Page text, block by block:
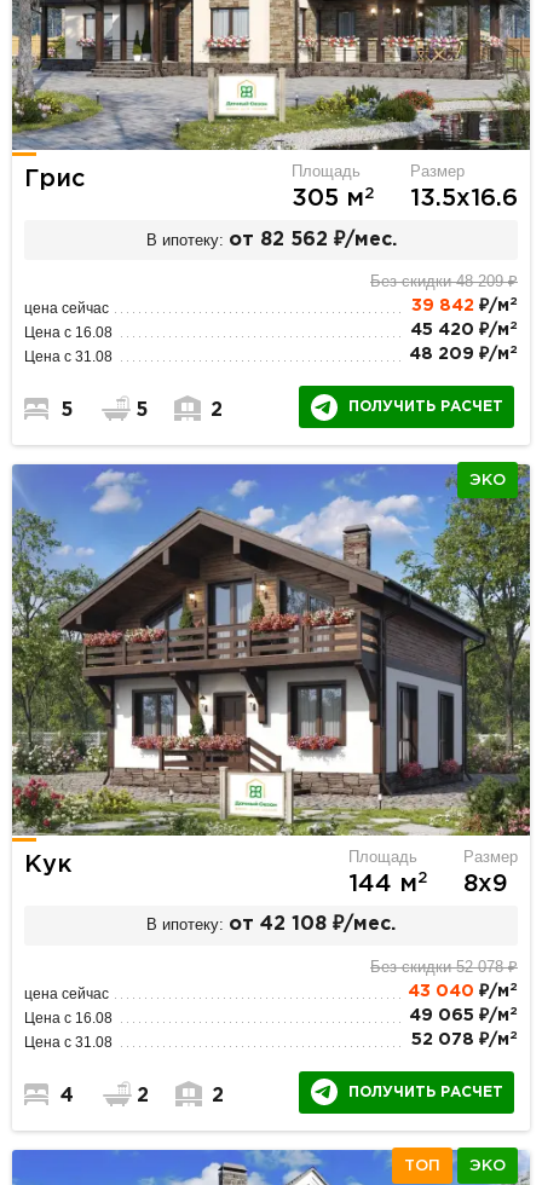
Грис Площадь
305 м2
Размер
13.5х16.6
В ипотеку: от 82 562 ₽/мес.
Без скидки 48 209 ₽
цена сейчас 39 842 ₽/м 2
Цена с 16.08 45 420 ₽/м 2
Цена с 31.08 48 209 ₽/м 2
5 5 2 ПОЛУЧИТЬ РАСЧЕТ
ЭКО
Кук Площадь
144 м2
Размер
8х9
В ипотеку: от 42 108 ₽/мес.
Без скидки 52 078 ₽
цена сейчас 43 040 ₽/м 2
Цена с 16.08 49 065 ₽/м 2
Цена с 31.08 52 078 ₽/м 2
4 2 2 ПОЛУЧИТЬ РАСЧЕТ
ТОП ЭКО